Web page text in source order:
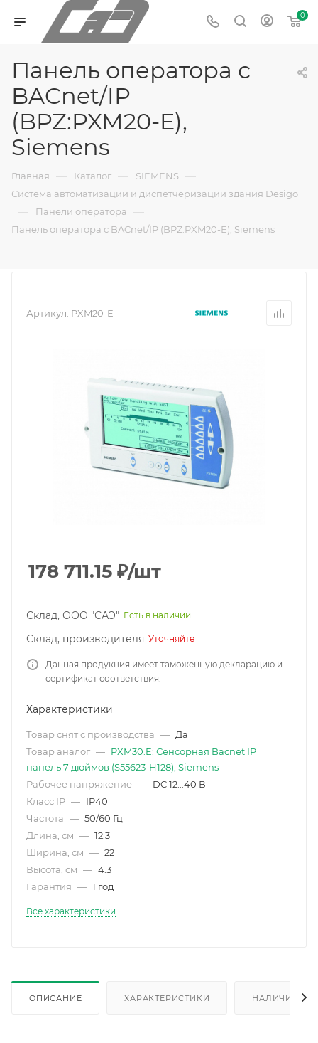
0
Панель оператора с
BACnet/IP
(BPZ:PXM20-E),
Siemens
Главная — Каталог — SIEMENS —
Система автоматизации и диспетчеризации здания Desigo
— Панели оператора —
Панель оператора с BACnet/IP (BPZ:PXM20-E), Siemens
Артикул: PXM20-E
178 711.15 ₽/шт
Склад, ООО "САЭ" Есть в наличии
Склад, производителя Уточняйте
Данная продукция имеет таможенную декларацию и
сертификат соответствия.
Характеристики
Товар снят с производства — Да
Товар аналог — PXM30.E: Сенсорная Bacnet IP
панель 7 дюймов (S55623-H128), Siemens
Рабочее напряжение — DC 12...40 В
Класс IP — IP40
Частота — 50/60 Гц
Длина, см — 12.3
Ширина, см — 22
Высота, см — 4.3
Гарантия — 1 год
Все характеристики
ОПИСАНИЕ ХАРАКТЕРИСТИКИ НАЛИЧИЕ